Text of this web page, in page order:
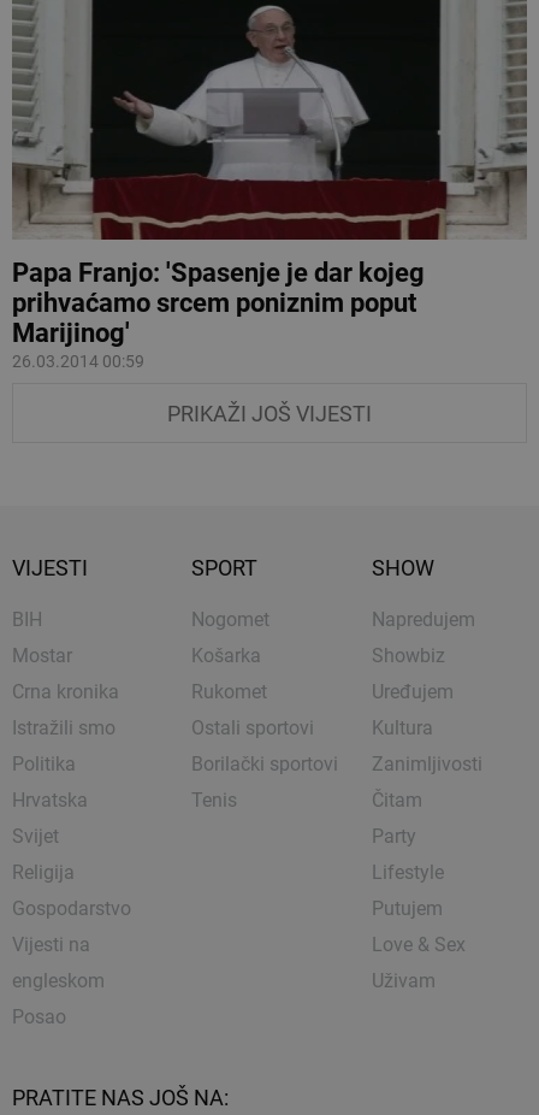
Papa Franjo: 'Spasenje je dar kojeg
prihvaćamo srcem poniznim poput
Marijinog'
26.03.2014 00:59
PRIKAŽI JOŠ VIJESTI
VIJESTI
BIH
Mostar
Crna kronika
Istražili smo
Politika
Hrvatska
Svijet
Religija
Gospodarstvo
Vijesti na
engleskom
Posao
SPORT
Nogomet
Košarka
Rukomet
Ostali sportovi
Borilački sportovi
Tenis
SHOW
Napredujem
Showbiz
Uređujem
Kultura
Zanimljivosti
Čitam
Party
Lifestyle
Putujem
Love & Sex
Uživam
PRATITE NAS JOŠ NA: